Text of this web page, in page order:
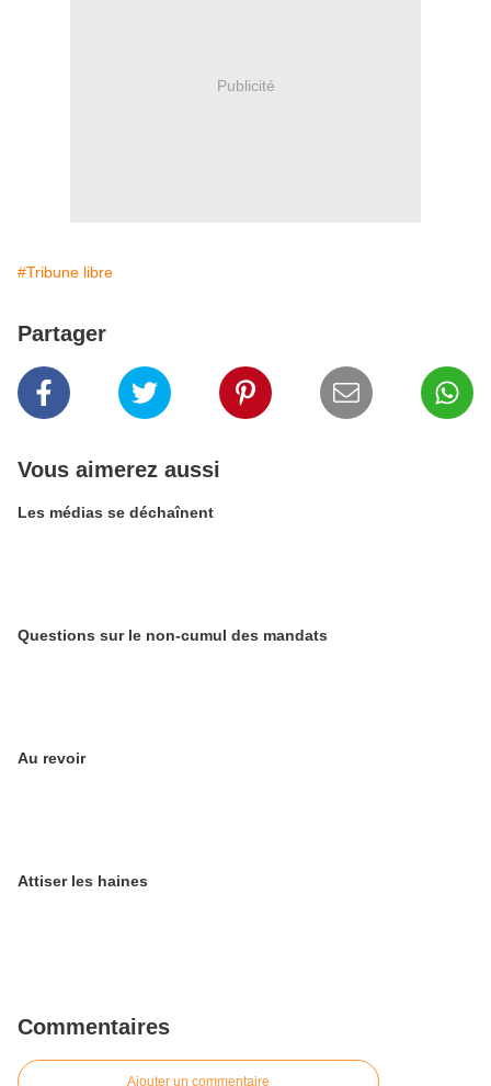
Publicité
#Tribune libre
Partager
Vous aimerez aussi
Les médias se déchaînent
Questions sur le non-cumul des mandats
Au revoir
Attiser les haines
Commentaires
Ajouter un commentaire